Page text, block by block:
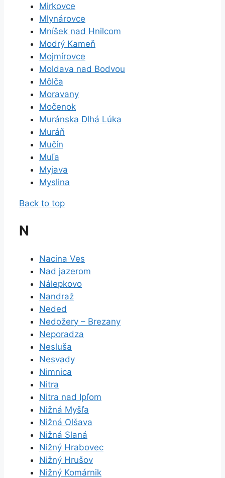
Mirkovce
Mlynárovce
Mníšek nad Hnilcom
Modrý Kameň
Mojmírovce
Moldava nad Bodvou
Môlča
Moravany
Močenok
Muránska Dlhá Lúka
Muráň
Mučín
Muľa
Myjava
Myslina
Back to top
N
Nacina Ves
Nad jazerom
Nálepkovo
Nandraž
Neded
Nedožery – Brezany
Neporadza
Nesluša
Nesvady
Nimnica
Nitra
Nitra nad Ipľom
Nižná Myšľa
Nižná Olšava
Nižná Slaná
Nižný Hrabovec
Nižný Hrušov
Nižný Komárnik